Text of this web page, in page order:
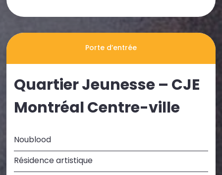
Porte d’entrée
Quartier Jeunesse – CJE
Montréal Centre-ville
Noublood
Résidence artistique